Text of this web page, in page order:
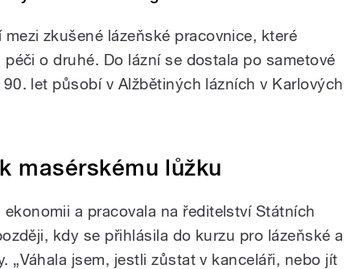
zkušené lázeňské pracovnice, které
o druhé. Do lázní se dostala po sametové
let působí v Alžbětiných lázních v Karlových
masérskému lůžku
a pracovala na ředitelství Státních
kdy se přihlásila do kurzu pro lázeňské a
„Váhala jsem, jestli zůstat v kanceláři, nebo jít